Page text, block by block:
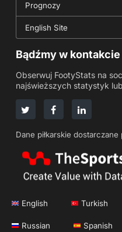
Prognozy
English Site
Bądźmy w kontakcie
Obserwuj FootyStats na
najświeższych statystyk
Dane piłkarskie dostarczane
English Turkish
Russian Spanish